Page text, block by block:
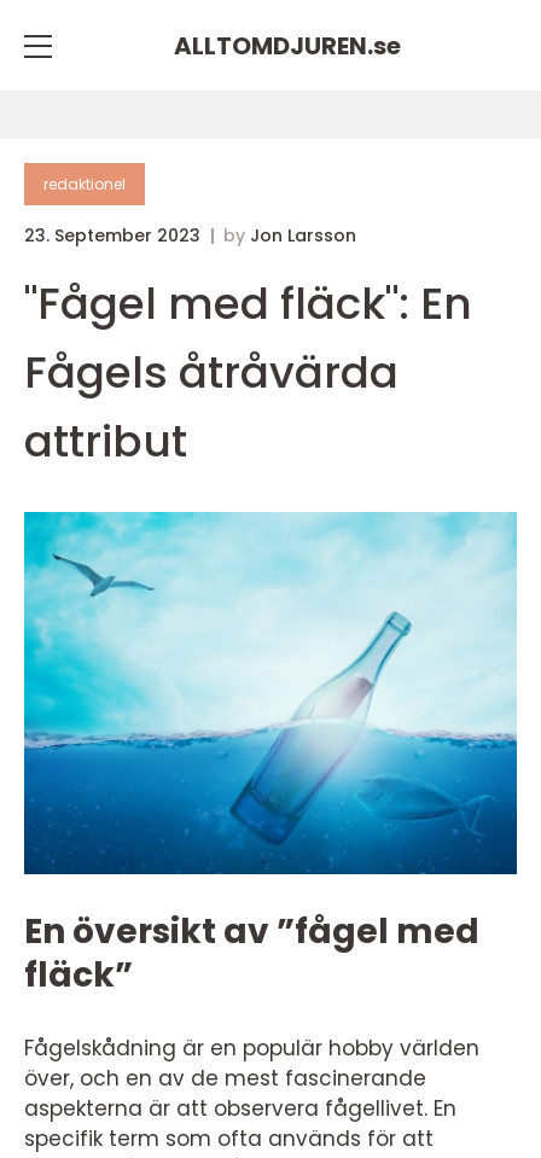
ALLTOMDJUREN.se
redaktionel
23. September 2023 by Jon Larsson
"Fågel med fläck": En
Fågels åtråvärda
attribut
En översikt av ”fågel med
fläck”
Fågelskådning är en populär hobby världen
över, och en av de mest fascinerande
aspekterna är att observera fågellivet. En
specifik term som ofta används för att